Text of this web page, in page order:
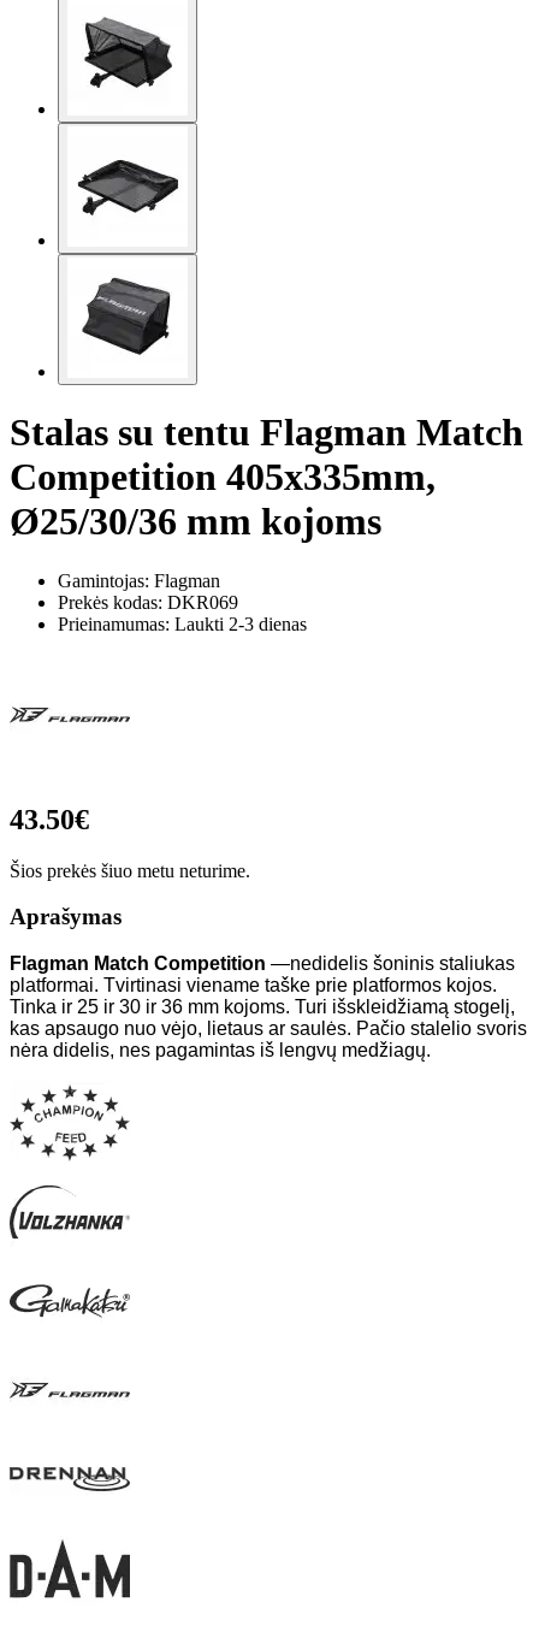
Stalas su tentu Flagman Match
Competition 405x335mm,
Ø25/30/36 mm kojoms
Gamintojas: Flagman
Prekės kodas: DKR069
Prieinamumas: Laukti 2-3 dienas
43.50€
Šios prekės šiuo metu neturime.
Aprašymas
Flagman Match Competition —nedidelis šoninis staliukas
platformai. Tvirtinasi viename taške prie platformos kojos.
Tinka ir 25 ir 30 ir 36 mm kojoms. Turi išskleidžiamą stogelį,
kas apsaugo nuo vėjo, lietaus ar saulės. Pačio stalelio svoris
nėra didelis, nes pagamintas iš lengvų medžiagų.